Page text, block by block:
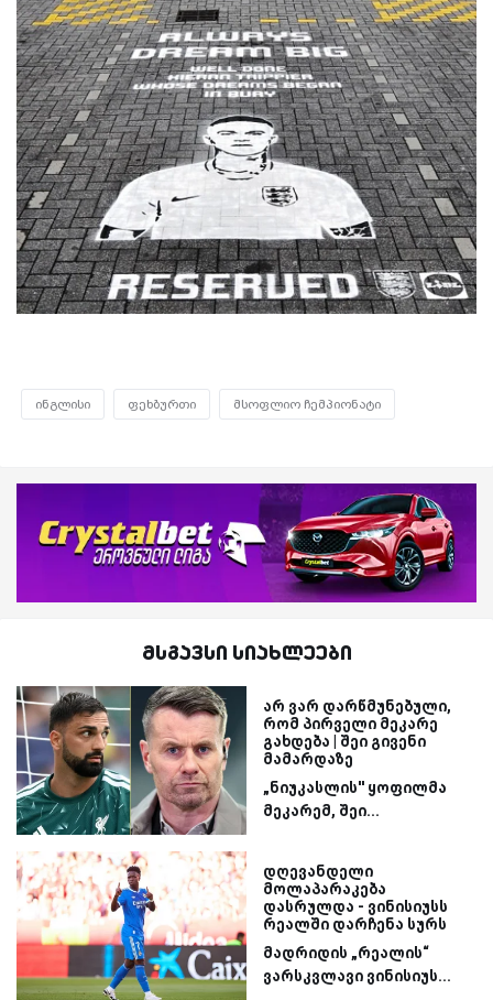
ინგლისი ფეხბურთი მსოფლიო ჩემპიონატი
მსგავსი სიახლეები
არ ვარ დარწმუნებული,
რომ პირველი მეკარე
გახდება | შეი გივენი
მამარდაზე
„ნიუკასლის'' ყოფილმა
მეკარემ, შეი...
დღევანდელი
მოლაპარაკება
დასრულდა - ვინისიუსს
რეალში დარჩენა სურს
მადრიდის „რეალის“
ვარსკვლავი ვინისიუს...